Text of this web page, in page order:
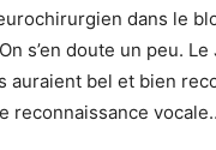
dans le
s’en doute un peu.
auraient bel et bien
reconnaissance